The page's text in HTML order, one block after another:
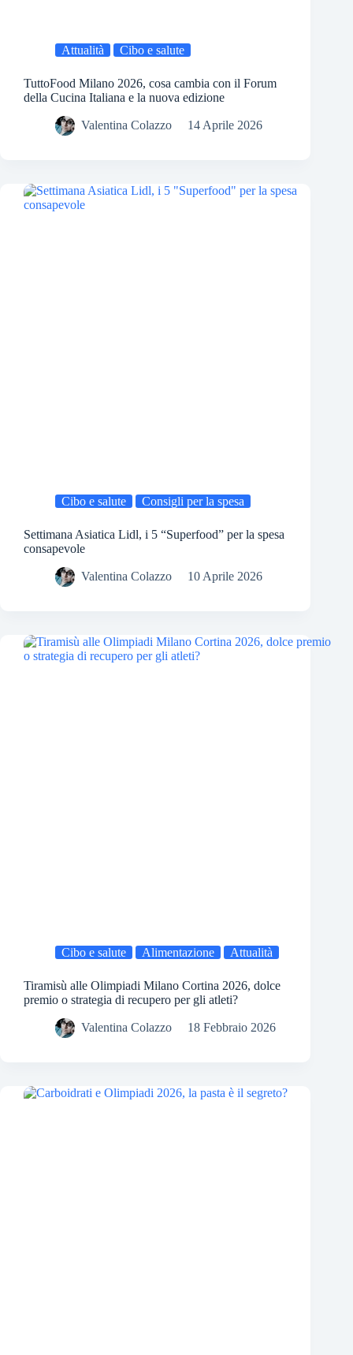
Attualità Cibo e salute
TuttoFood Milano 2026, cosa cambia con il Forum
della Cucina Italiana e la nuova edizione
Valentina Colazzo 14 Aprile 2026
Cibo e salute Consigli per la spesa
Settimana Asiatica Lidl, i 5 “Superfood” per la spesa
consapevole
Valentina Colazzo 10 Aprile 2026
Cibo e salute Alimentazione Attualità
Tiramisù alle Olimpiadi Milano Cortina 2026, dolce
premio o strategia di recupero per gli atleti?
Valentina Colazzo 18 Febbraio 2026